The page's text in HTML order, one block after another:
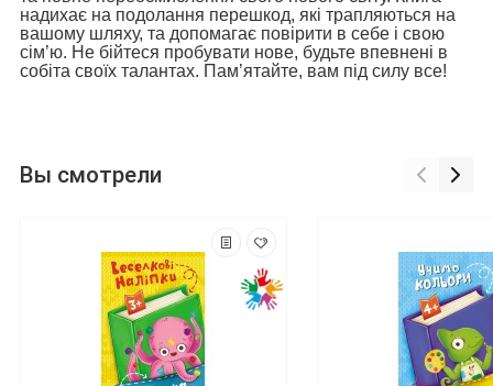
надихає на подолання перешкод, які трапляються на
вашому шляху, та допомагає повірити в себе і свою
сім’ю. Не бійтеся пробувати нове, будьте впевнені в
собіта своїх талантах. Пам’ятайте, вам під силу все!
Вы смотрели